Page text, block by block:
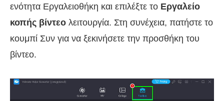
ενότητα Εργαλειοθήκη και επιλέξτε το Εργαλείο
κοπής βίντεο λειτουργία. Στη συνέχεια, πατήστε το
κουμπί Συν για να ξεκινήσετε την προσθήκη του
βίντεο.